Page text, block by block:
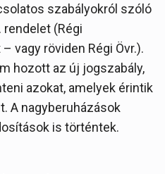
szabályokról szóló
rendelet (Régi
vagy röviden Régi Övr.).
hozott az új jogszabály,
azokat, amelyek érintik
A nagyberuházások
is történtek.